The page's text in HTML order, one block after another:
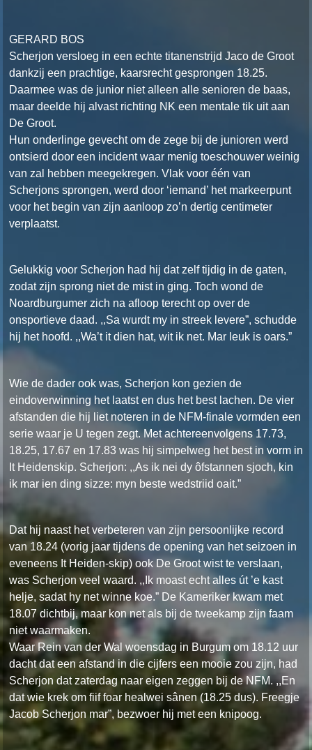
GERARD BOS
Scherjon versloeg in een echte titanenstrijd Jaco de Groot
dankzij een prachtige, kaarsrecht gesprongen 18.25.
Daarmee was de junior niet alleen alle senioren de baas,
maar deelde hij alvast richting NK een mentale tik uit aan
De Groot.
Hun onderlinge gevecht om de zege bij de junioren werd
ontsierd door een incident waar menig toeschouwer weinig
van zal hebben meegekregen. Vlak voor één van
Scherjons sprongen, werd door ‘iemand’ het markeerpunt
voor het begin van zijn aanloop zo’n dertig centimeter
verplaatst.
Gelukkig voor Scherjon had hij dat zelf tijdig in de gaten,
zodat zijn sprong niet de mist in ging. Toch wond de
Noardburgumer zich na afloop terecht op over de
onsportieve daad. ,,Sa wurdt my in streek levere”, schudde
hij het hoofd. ,,Wa’t it dien hat, wit ik net. Mar leuk is oars.”
Wie de dader ook was, Scherjon kon gezien de
eindoverwinning het laatst en dus het best lachen. De vier
afstanden die hij liet noteren in de NFM-finale vormden een
serie waar je U tegen zegt. Met achtereenvolgens 17.73,
18.25, 17.67 en 17.83 was hij simpelweg het best in vorm in
It Heidenskip. Scherjon: ,,As ik nei dy ôfstannen sjoch, kin
ik mar ien ding sizze: myn beste wedstriid oait.”
Dat hij naast het verbeteren van zijn persoonlijke record
van 18.24 (vorig jaar tijdens de opening van het seizoen in
eveneens It Heiden-skip) ook De Groot wist te verslaan,
was Scherjon veel waard. ,,Ik moast echt alles út ’e kast
helje, sadat hy net winne koe.” De Kameriker kwam met
18.07 dichtbij, maar kon net als bij de tweekamp zijn faam
niet waarmaken.
Waar Rein van der Wal woensdag in Burgum om 18.12 uur
dacht dat een afstand in die cijfers een mooie zou zijn, had
Scherjon dat zaterdag naar eigen zeggen bij de NFM. ,,En
dat wie krek om fiif foar healwei sânen (18.25 dus). Freegje
Jacob Scherjon mar”, bezwoer hij met een knipoog.